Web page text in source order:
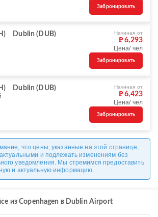
Забронировать
Dublin (DUB)
Начиная от
₽ 6,293
Цена/ чел
Забронировать
Dublin (DUB)
Начиная от
₽ 6,423
Цена/ чел
Забронировать
что цены, указанные на этой странице,
и подлежать изменениям без
уведомления. Мы стремимся предоставить
и актуальную информацию.
из Copenhagen в Dublin Airport